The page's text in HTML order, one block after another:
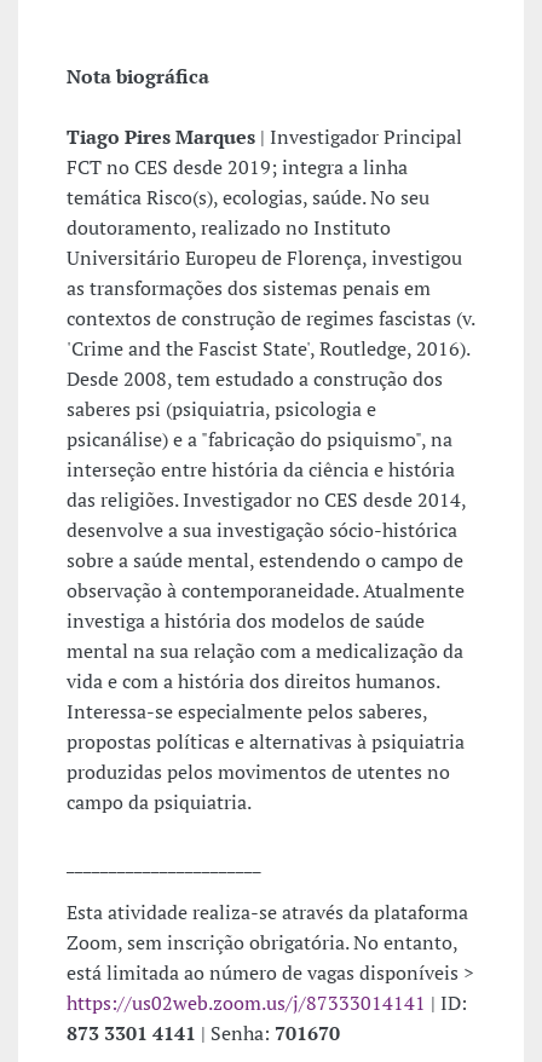
Nota biográfica
Tiago Pires Marques | Investigador Principal
FCT no CES desde 2019; integra a linha
temática Risco(s), ecologias, saúde. No seu
doutoramento, realizado no Instituto
Universitário Europeu de Florença, investigou
as transformações dos sistemas penais em
contextos de construção de regimes fascistas (v.
'Crime and the Fascist State', Routledge, 2016).
Desde 2008, tem estudado a construção dos
saberes psi (psiquiatria, psicologia e
psicanálise) e a "fabricação do psiquismo", na
interseção entre história da ciência e história
das religiões. Investigador no CES desde 2014,
desenvolve a sua investigação sócio-histórica
sobre a saúde mental, estendendo o campo de
observação à contemporaneidade. Atualmente
investiga a história dos modelos de saúde
mental na sua relação com a medicalização da
vida e com a história dos direitos humanos.
Interessa-se especialmente pelos saberes,
propostas políticas e alternativas à psiquiatria
produzidas pelos movimentos de utentes no
campo da psiquiatria.
Esta atividade realiza-se através da plataforma
Zoom, sem inscrição obrigatória. No entanto,
está limitada ao número de vagas disponíveis >
https://us02web.zoom.us/j/87333014141 | ID:
873 3301 4141 | Senha: 701670